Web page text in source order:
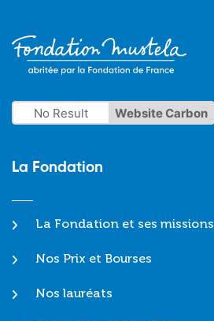
No Result Website Carbon
La Fondation
La Fondation et ses missions
Nos Prix et Bourses
Nos lauréats